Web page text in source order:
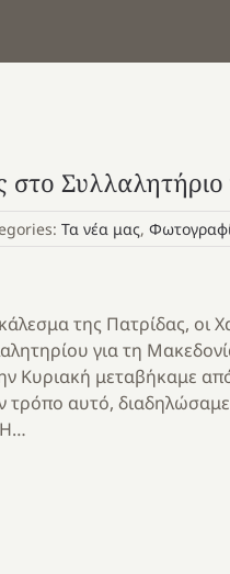
στο
Τα νέα μας,
της Πατρίδας, οι
για τη
Κυριακή μεταβήκαμε
αυτό,